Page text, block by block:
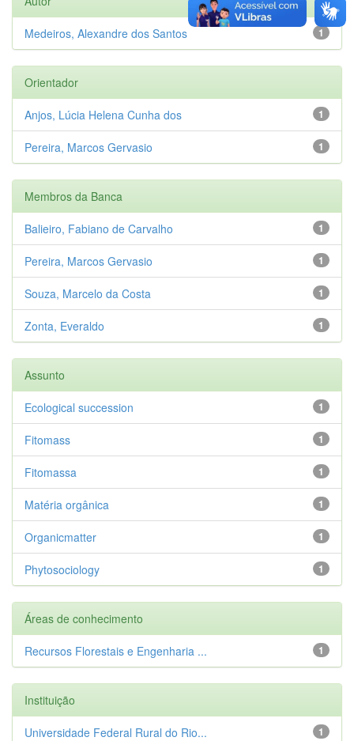
1
Medeiros, Alexandre dos Santos
Orientador
1
Anjos, Lúcia Helena Cunha dos
1
Pereira, Marcos Gervasio
Membros da Banca
1
Balieiro, Fabiano de Carvalho
1
Pereira, Marcos Gervasio
1
Souza, Marcelo da Costa
1
Zonta, Everaldo
Assunto
1
Ecological succession
1
Fitomass
1
Fitomassa
1
Matéria orgânica
1
Organicmatter
1
Phytosociology
Áreas de conhecimento
1
Recursos Florestais e Engenharia ...
Instituição
1
Universidade Federal Rural do Rio...